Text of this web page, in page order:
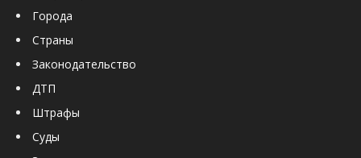
Города
Страны
Законодательство
ДТП
Штрафы
Суды